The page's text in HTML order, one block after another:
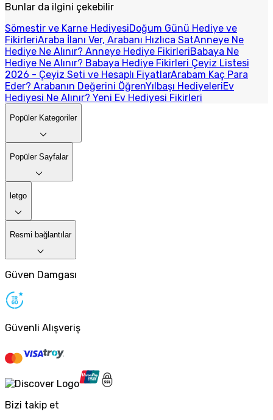
Bunlar da ilgini çekebilir
Sömestir ve Karne HediyesiDoğum Günü Hediye ve
FikirleriAraba İlanı Ver, Arabanı Hızlıca SatAnneye Ne
Hediye Ne Alınır? Anneye Hediye FikirleriBabaya Ne
Hediye Ne Alınır? Babaya Hediye Fikirleri Çeyiz Listesi
2026 - Çeyiz Seti ve Hesaplı FiyatlarArabam Kaç Para
Eder? Arabanın Değerini ÖğrenYılbaşı HediyeleriEv
Hediyesi Ne Alınır? Yeni Ev Hediyesi Fikirleri
Popüler Kategoriler
Popüler Sayfalar
letgo
Resmi bağlantılar
Güven Damgası
Güvenli Alışveriş
Bizi takip et